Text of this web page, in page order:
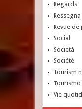
Regards
Revue de
Social
Società
Société
Tourism
Tourismo
Vie